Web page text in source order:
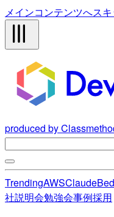
メインコンテンツへス
produced by
TrendingAWSClaude
社説明会勉強会事例採用